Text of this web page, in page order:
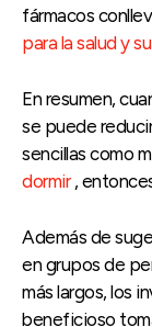
fármacos
para la salud y
En resumen,
se puede
sencillas como
dormir,
Además de
en grupos de
más largos, los
beneficioso